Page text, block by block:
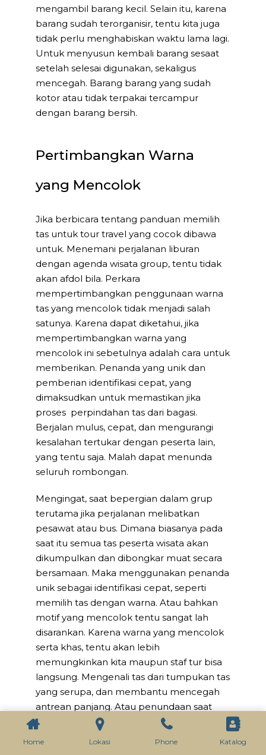
mengambil barang kecil. Selain itu, karena
barang sudah terorganisir, tentu kita juga
tidak perlu menghabiskan waktu lama lagi.
Untuk menyusun kembali barang sesaat
setelah selesai digunakan, sekaligus
mencegah. Barang barang yang sudah
kotor atau tidak terpakai tercampur
dengan barang bersih.
Pertimbangkan Warna
yang Mencolok
Jika berbicara tentang panduan memilih
tas untuk tour travel yang cocok dibawa
untuk. Menemani perjalanan liburan
dengan agenda wisata group, tentu tidak
akan afdol bila. Perkara
mempertimbangkan penggunaan warna
tas yang mencolok tidak menjadi salah
satunya. Karena dapat diketahui, jika
mempertimbangkan warna yang
mencolok ini sebetulnya adalah cara untuk
memberikan. Penanda yang unik dan
pemberian identifikasi cepat, yang
dimaksudkan untuk memastikan jika
proses perpindahan tas dari bagasi.
Berjalan mulus, cepat, dan mengurangi
kesalahan tertukar dengan peserta lain,
yang tentu saja. Malah dapat menunda
seluruh rombongan.
Mengingat, saat bepergian dalam grup
terutama jika perjalanan melibatkan
pesawat atau bus. Dimana biasanya pada
saat itu semua tas peserta wisata akan
dikumpulkan dan dibongkar muat secara
bersamaan. Maka menggunakan penanda
unik sebagai identifikasi cepat, seperti
memilih tas dengan warna. Atau bahkan
motif yang mencolok tentu sangat lah
disarankan. Karena warna yang mencolok
serta khas, tentu akan lebih
memungkinkan kita maupun staf tur bisa
langsung. Mengenali tas dari tumpukan tas
yang serupa, dan membantu mencegah
antrean panjang. Atau penundaan saat
pembagian bagasi karena tas sudah
Home Lokasi Phone Katalog